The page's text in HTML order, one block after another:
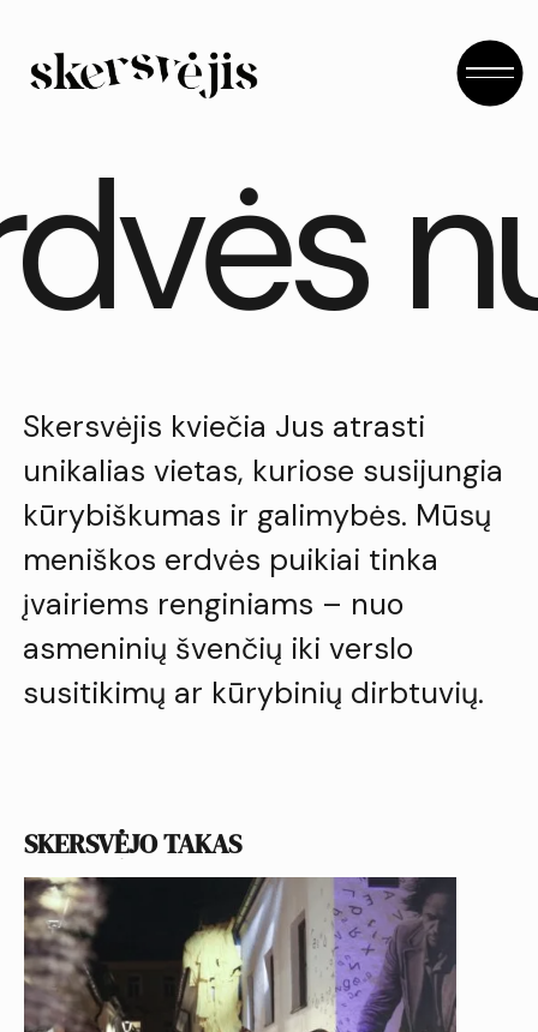
Skersvėjis kviečia Jus atrasti
unikalias vietas, kuriose susijungia
kūrybiškumas ir galimybės. Mūsų
meniškos erdvės puikiai tinka
įvairiems renginiams – nuo
asmeninių švenčių iki verslo
susitikimų ar kūrybinių dirbtuvių.
SKERSVĖJO TAKAS